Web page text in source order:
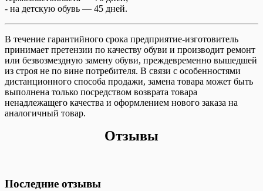
- на детскую обувь — 45 дней.
В течение гарантийного срока предприятие-изготовитель
принимает претензии по качеству обуви и производит ремонт
или безвозмездную замену обуви, преждевременно вышедшей
из строя не по вине потребителя. В связи с особенностями
дистанционного способа продажи, замена товара может быть
выполнена только посредством возврата товара
ненадлежащего качества и оформлением нового заказа на
аналогичный товар.
Отзывы
Последние отзывы